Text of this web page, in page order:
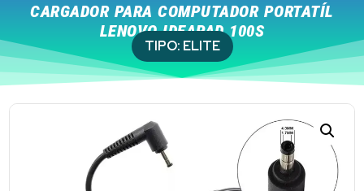
CARGADOR PARA COMPUTADOR PORTATÍL
LENOVO IDEAPAD 100S
TIPO: ELITE